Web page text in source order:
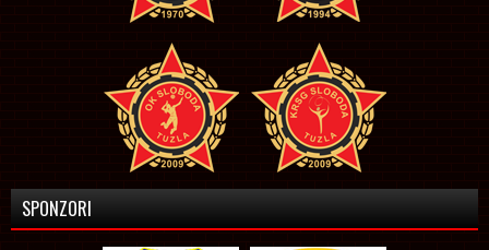
SPONZORI